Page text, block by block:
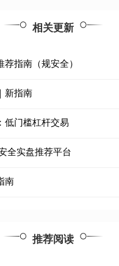
相关更新
指南（规安全）
新指南
低门槛杠杆交易
全实盘推荐平台
南
推荐阅读